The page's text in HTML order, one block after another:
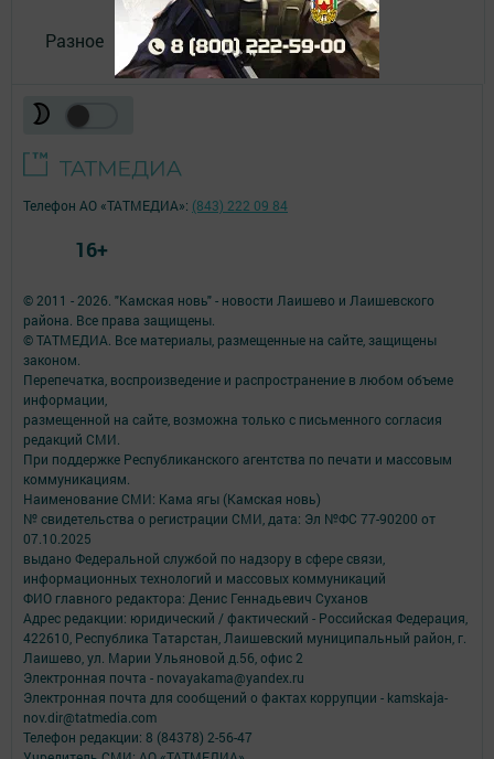
Разное
© 2011 - 2026. "Камская новь" - новости Лаишево и Лаишевского
района. Все права защищены.
© ТАТМЕДИА. Все материалы, размещенные на сайте, защищены
законом.
Перепечатка, воспроизведение и распространение в любом объеме
информации,
размещенной на сайте, возможна только с письменного согласия
редакций СМИ.
При поддержке Республиканского агентства по печати и массовым
коммуникациям.
Наименование СМИ: Кама ягы (Камская новь)
№ свидетельства о регистрации СМИ, дата: Эл №ФC 77-90200 от
07.10.2025
выдано Федеральной службой по надзору в сфере связи,
информационных технологий и массовых коммуникаций
ФИО главного редактора: Денис Геннадьевич Суханов
Адрес редакции: юридический / фактический - Российская Федерация,
422610, Республика Татарстан, Лаишевский муниципальный район, г.
Лаишево, ул. Марии Ульяновой д.56, офис 2
Электронная почта - novayakama@yandex.ru
Электронная почта для сообщений о фактах коррупции - kamskaja-
nov.dir@tatmedia.com
Телефон редакции: 8 (84378) 2-56-47
Телефон АО «ТАТМЕДИА»: (843) 222 09 84
16+